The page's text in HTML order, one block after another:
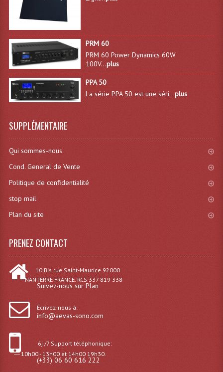
Les Packs Light
Lumières Noire
Panneaux, Piste Danse À Leds
Projecteur De Gobo
Projecteur Led Sur Batterie
Projecteurs Plafonniers Et Encastrés
Projecteurs Cycliodes
Projecteurs Découpes
PRM 60
PRM 60 Power Dynamics 60W
100V...plus
PPA 50
La série PPA 50 est une séri...plus
SUPPLÉMENTAIRE
Qui sommes-nous
Cond. General de Vente
Politique de confidentialité
stop mail
Plan du site
PRENEZ CONTACT
10 Bis rue Saint-Maurice 92000
----- NANTERRE FRANCE. RCS 337 819 338
Suivez-nous sur Plan
Écrivez-nous à:
info@aevas-sono.com
6j /7 Support téléphonique:
--- 10h00 - 13h00 et 14h00 19h30.
(+33) 06 60 616 222